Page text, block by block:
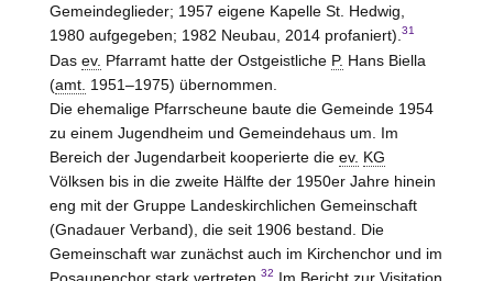
Gemeindeglieder; 1957 eigene Kapelle St. Hedwig,
1980 aufgegeben; 1982 Neubau, 2014 profaniert). 31
Das ev. Pfarramt hatte der Ostgeistliche P. Hans Biella
(amt. 1951–1975) übernommen.
Die ehemalige Pfarrscheune baute die Gemeinde 1954
zu einem Jugendheim und Gemeindehaus um. Im
Bereich der Jugendarbeit kooperierte die ev. KG
Völksen bis in die zweite Hälfte der 1950er Jahre hinein
eng mit der Gruppe Landeskirchlichen Gemeinschaft
(Gnadauer Verband), die seit 1906 bestand. Die
Gemeinschaft war zunächst auch im Kirchenchor und im
Posaunenchor stark vertreten. 32 Im Bericht zur Visitation